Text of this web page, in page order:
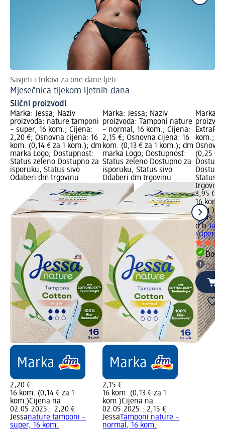
Savjeti i trikovi za one dane ljeti
Mjesečnica tijekom ljetnih dana
Slični proizvodi
Marka: Jessa; Naziv
proizvoda: nature tamponi
– super, 16 kom.; Cijena:
2,20 €; Osnovna cijena: 16
kom. (0,14 € za 1 kom.); dm
marka Logo; Dostupnost:
Status zeleno Dostupno za
isporuku, Status sivo
Odaberi dm trgovinu
2,20 €
16 kom. (0,14 € za 1
kom.)Cijena na
02.05.2025.: 2,20 €
Jessanature tamponi –
super, 16 kom.
Marka: Jessa; Naziv
proizvoda: Tamponi nature
– normal, 16 kom.; Cijena:
2,15 €; Osnovna cijena: 16
kom. (0,13 € za 1 kom.); dm
marka Logo; Dostupnost:
Status zeleno Dostupno za
isporuku, Status sivo
Odaberi dm trgovinu
2,15 €
16 kom. (0,13 € za 1
kom.)Cijena na
02.05.2025.: 2,15 €
Jessa Tamponi nature –
normal, 16 kom.
Marka:
kom.;
(0,25 €
Status
trgovinu
3,95 €
16 kom.
kom.)
o.b.
super,